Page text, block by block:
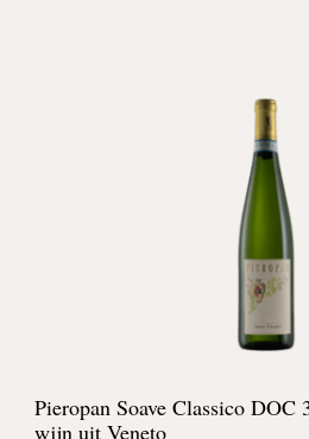
Pieropan Soave Classico
wijn uit Veneto